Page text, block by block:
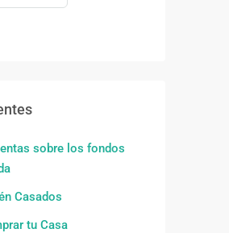
sobre los fondos
Casados
tu Casa